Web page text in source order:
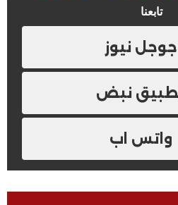
تابعنا
جوجل نيوز
نبض
واتس اب